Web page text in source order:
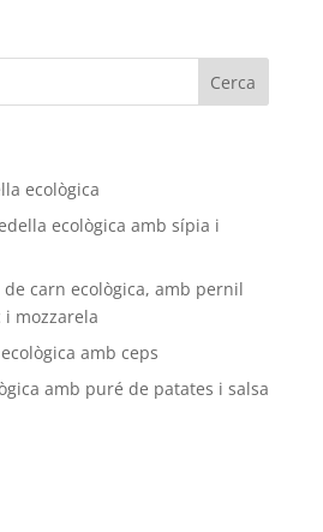
ecològica
ecològica amb sípia i
carn ecològica, amb pernil
mozzarela
amb ceps
amb puré de patates i salsa